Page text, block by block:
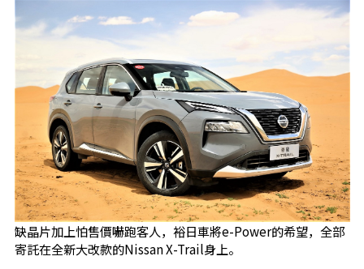
缺晶片加上怕售價嚇跑客人，裕日車將e-Power的希望，全部
寄託在全新大改款的Nissan X-Trail身上。